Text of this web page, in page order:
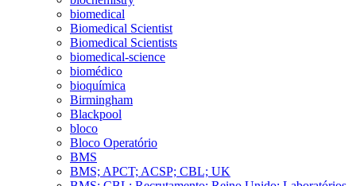
biomedical
Biomedical Scientist
Biomedical Scientists
biomedical-science
biomédico
bioquímica
Birmingham
Blackpool
bloco
Bloco Operatório
BMS
BMS; APCT; ACSP; CBL; UK